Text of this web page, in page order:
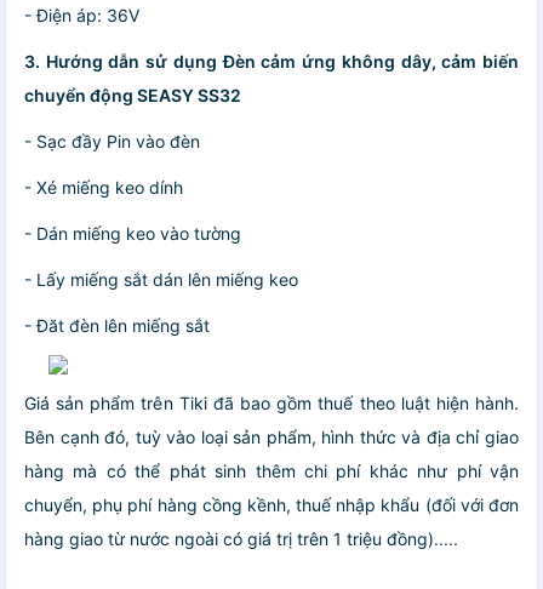
- Điện áp: 36V
3. Hướng dẫn sử dụng Đèn cảm ứng không dây, cảm biến
chuyển động SEASY SS32
- Sạc đầy Pin vào đèn
- Xé miếng keo dính
- Dán miếng keo vào tường
- Lấy miếng sắt dán lên miếng keo
- Đăt đèn lên miếng sắt
Giá sản phẩm trên Tiki đã bao gồm thuế theo luật hiện hành.
Bên cạnh đó, tuỳ vào loại sản phẩm, hình thức và địa chỉ giao
hàng mà có thể phát sinh thêm chi phí khác như phí vận
chuyển, phụ phí hàng cồng kềnh, thuế nhập khẩu (đối với đơn
hàng giao từ nước ngoài có giá trị trên 1 triệu đồng).....